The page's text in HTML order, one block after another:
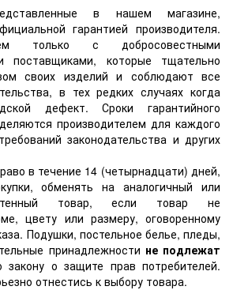
в нашем магазине,
гарантией производителя.
только с добросовестными
поставщиками, которые тщательно
своих изделий и соблюдают все
в тех редких случаях когда
дефект. Сроки гарантийного
производителем для каждого
законодательства и других
в течение 14 (четырнадцати) дней,
обменять на аналогичный или
товар, если товар не
цвету или размеру, оговоренному
Подушки, постельное белье, пледы,
принадлежности не подлежат
закону о защите прав потребителей.
отнестись к выбору товара.